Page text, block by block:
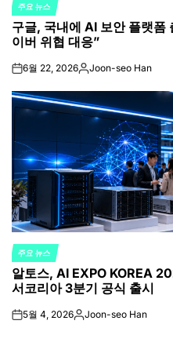
POSTED
IN
주요 뉴스
구글, 국내에 AI 보안 플랫
이버 위협 대응”
on6월 22, 2026Posted
Joon-seo Han
POSTED
IN
주요 뉴스
알토스, AI EXPO KOREA
서코리아 3분기 공식 출시
on5월 4, 2026Posted
Joon-seo Han